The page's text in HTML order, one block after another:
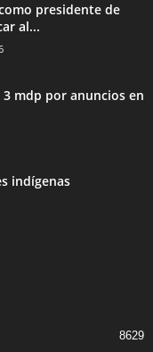
presidente de
al...
3 mdp por anuncios en
indígenas
8629